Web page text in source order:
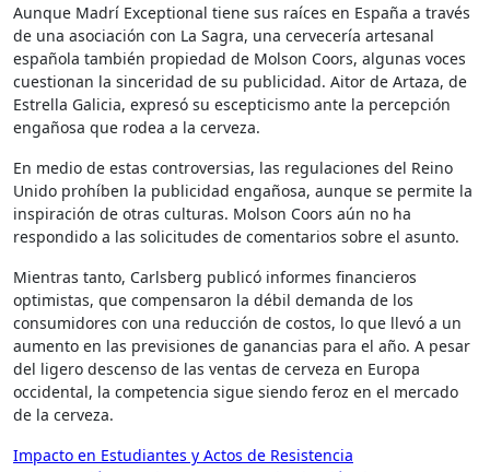
Aunque Madrí Exceptional tiene sus raíces en España a través
de una asociación con La Sagra, una cervecería artesanal
española también propiedad de Molson Coors, algunas voces
cuestionan la sinceridad de su publicidad. Aitor de Artaza, de
Estrella Galicia, expresó su escepticismo ante la percepción
engañosa que rodea a la cerveza.
En medio de estas controversias, las regulaciones del Reino
Unido prohíben la publicidad engañosa, aunque se permite la
inspiración de otras culturas. Molson Coors aún no ha
respondido a las solicitudes de comentarios sobre el asunto.
Mientras tanto, Carlsberg publicó informes financieros
optimistas, que compensaron la débil demanda de los
consumidores con una reducción de costos, lo que llevó a un
aumento en las previsiones de ganancias para el año. A pesar
del ligero descenso de las ventas de cerveza en Europa
occidental, la competencia sigue siendo feroz en el mercado
de la cerveza.
Navegación
Impacto en Estudiantes y Actos de Resistencia